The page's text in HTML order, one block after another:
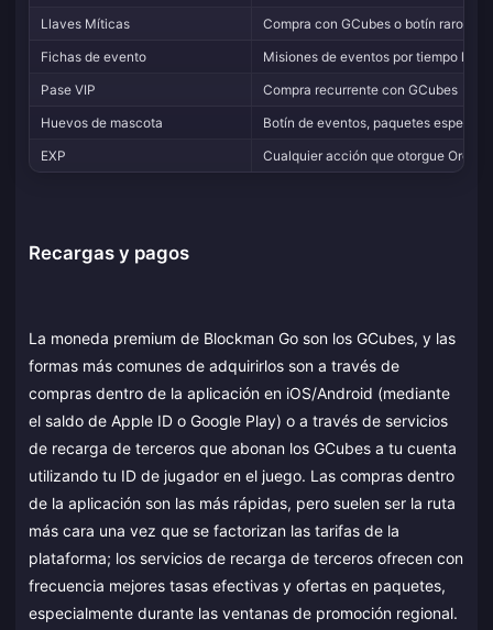
Llaves Míticas
Compra con GCubes o botín raro de
Fichas de evento
Misiones de eventos por tiempo
Pase VIP
Compra recurrente con GCubes
Huevos de mascota
Botín de eventos, paquetes
EXP
Cualquier acción que otorgue Oro
Recargas y pagos
La moneda premium de Blockman Go son los GCubes, y las
formas más comunes de adquirirlos son a través de
compras dentro de la aplicación en iOS/Android (mediante
el saldo de Apple ID o Google Play) o a través de servicios
de recarga de terceros que abonan los GCubes a tu cuenta
utilizando tu ID de jugador en el juego. Las compras dentro
de la aplicación son las más rápidas, pero suelen ser la ruta
más cara una vez que se factorizan las tarifas de la
plataforma; los servicios de recarga de terceros ofrecen con
frecuencia mejores tasas efectivas y ofertas en paquetes,
especialmente durante las ventanas de promoción regional.